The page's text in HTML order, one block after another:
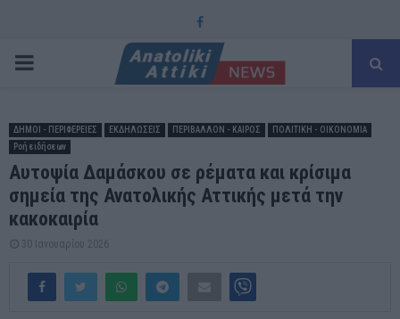
Facebook
PRIMARY
ΔΗΜΟΙ - ΠΕΡΙΦΕΡΕΙΕΣ ΕΚΔΗΛΩΣΕΙΣ ΠΕΡΙΒΑΛΛΟΝ - ΚΑΙΡΟΣ
ΠΟΛΙΤΙΚΗ - ΟΙΚΟΝΟΜΙΑ
Ροή ειδήσεων
Αυτοψία Δαμάσκου σε ρέματα και κρίσιμα
σημεία της Ανατολικής Αττικής μετά την
κακοκαιρία
30 Ιανουαρίου 2026